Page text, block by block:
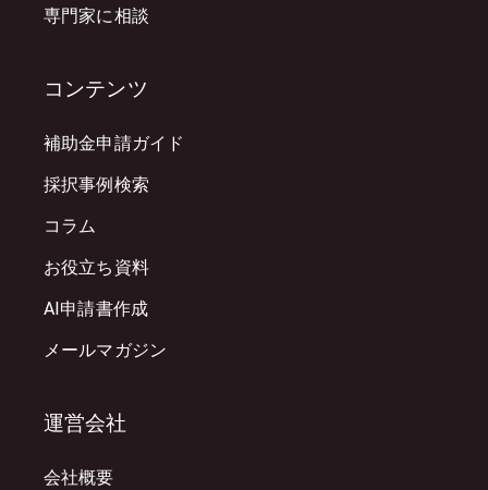
専門家に相談
コンテンツ
補助金申請ガイド
採択事例検索
コラム
お役立ち資料
AI申請書作成
メールマガジン
運営会社
会社概要